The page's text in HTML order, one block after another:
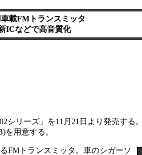
載FMトランスミッタ
ICなどで高音質化
シリーズ」を11月21日より発売する
を用意する。
FMトランスミッタ。車のシガーソ